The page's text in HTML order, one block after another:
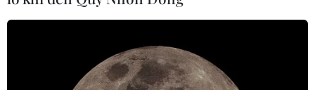
07/08/2026 10:56
Sri Lanka triển khai quân đội sau làn